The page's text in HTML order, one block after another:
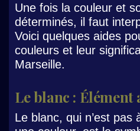
Une fois la couleur et
déterminés, il faut
Voici quelques aides
couleurs et leur
Marseille.
Le blanc :
Le blanc, qui n’est pas